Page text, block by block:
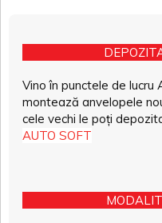
Vino în punctele de lucru
montează anvelopele
cele vechi le poți
AUTO SOFT